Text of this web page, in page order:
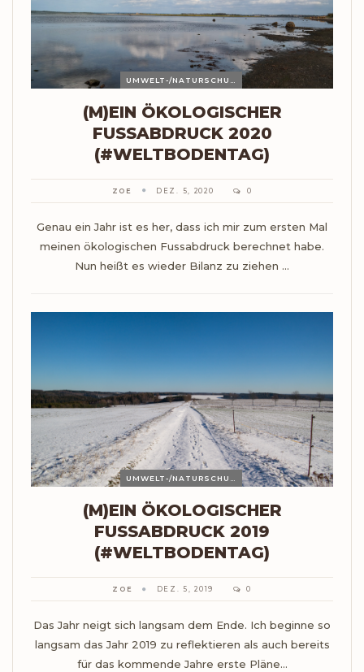
(M)EIN ÖKOLOGISCHER
FUSSABDRUCK 2020 (
#WELTBODENTAG)
ZOE DEZ. 5, 2020 0
Genau ein Jahr ist es her, dass ich mir zum ersten Mal
meinen ökologischen Fussabdruck berechnet habe.
Nun heißt es wieder Bilanz zu ziehen ...
UMWELT-/NATURSCHUTZ
(M)EIN ÖKOLOGISCHER
FUSSABDRUCK 2019 (
#WELTBODENTAG)
ZOE DEZ. 5, 2019 0
Das Jahr neigt sich langsam dem Ende. Ich beginne so
langsam das Jahr 2019 zu reflektieren als auch bereits
für das kommende Jahre erste Pläne…